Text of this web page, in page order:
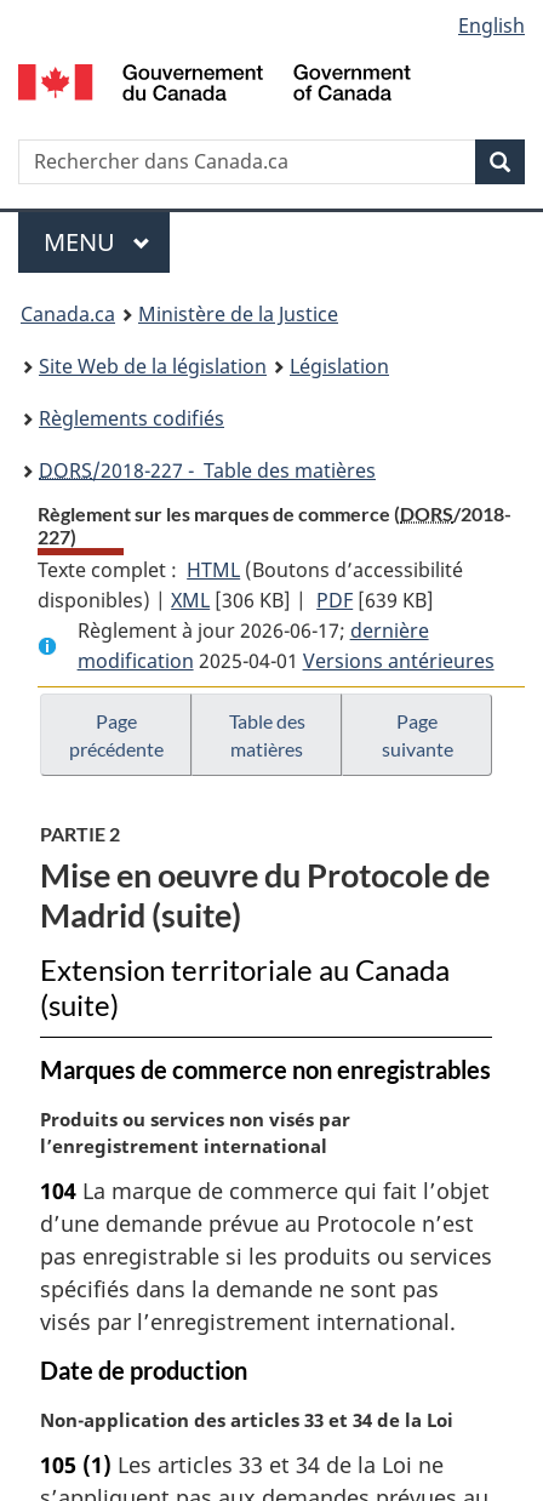
au
contenu
propos
de
la
HTML
simplifiée
selection
English
Recherche
Menu
MENU PRINCIPAL
You
are
here:
Canada.ca
Ministère de la Justice
Site Web de la législation
Législation
Règlements codifiés
DORS/2018-227 - Table des matières
Règlement sur les marques de commerce (DORS/2018-
227)
Texte complet : HTML Texte
complet
:
Règlement
sur
les
marques
de
(Boutons d’accessibilité
disponibles) |XML Texte
complet
:
Règlement
sur
les
marques
[306 KB] | PDF Texte
complet
:
Règlement
marques
[639 KB]
Règlement à jour 2026-06-17; dernière
modification 2025-04-01 Versions antérieures
Page
précédente
Table des
matières
Page
suivante
PARTIE 2
Mise en oeuvre du Protocole de
Madrid (suite)
Extension territoriale au Canada
(suite)
Marques de commerce non enregistrables
N
o
e
m
a
r
i
n
a
l
:
Produits ou services non visés par
l’enregistrement international
104 La marque de commerce qui fait l’objet
d’une demande prévue au Protocole n’est
pas enregistrable si les produits ou services
spécifiés dans la demande ne sont pas
visés par l’enregistrement international.
Date de production
N
t
Non-application des articles 33 et 34 de la Loi
105 (1) Les articles 33 et 34 de la Loi ne